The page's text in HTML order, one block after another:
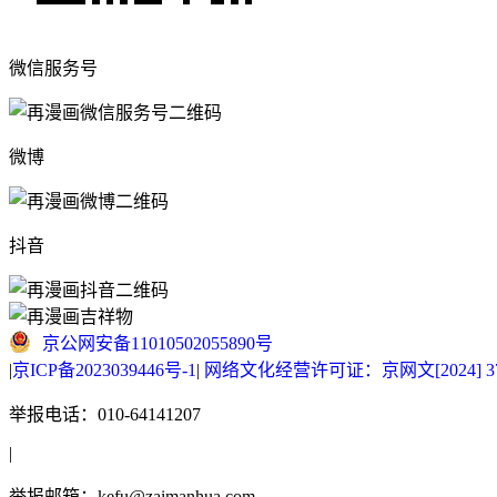
微信服务号
微博
抖音
京公网安备11010502055890号
|京ICP备2023039446号-1 | 网络文化经营许可证：京网文[2024]
举报电话：010-64141207
|